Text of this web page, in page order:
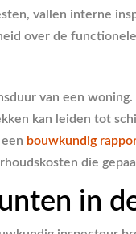
vallen interne
over de
van een
kan leiden tot
bouwkundig
die
in